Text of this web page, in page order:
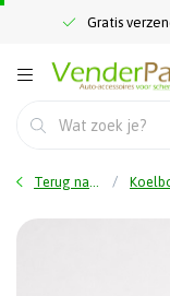
Gratis
Terug naar home